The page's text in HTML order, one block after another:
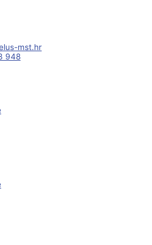
sulegna
948